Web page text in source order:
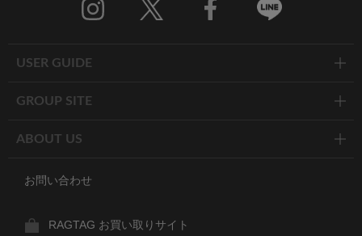
USER GUIDE
GROUP SITE
ABOUT US
お問い合わせ
RAGTAG お買い取りサイト